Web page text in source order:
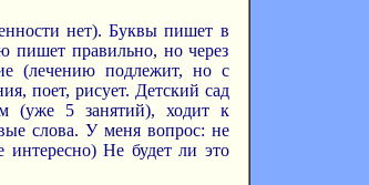
нет). Буквы пишет в
пишет правильно, но через
(лечению подлежит, но с
поет, рисует. Детский сад
(уже 5 занятий), ходит к
слова. У меня вопрос: не
Не будет ли это